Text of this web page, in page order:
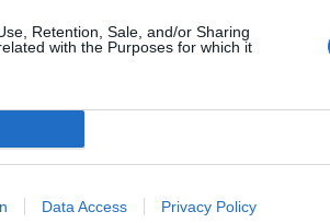
Retention, Sale, and/or Sharing
with the Purposes for which it
Data Access Privacy Policy